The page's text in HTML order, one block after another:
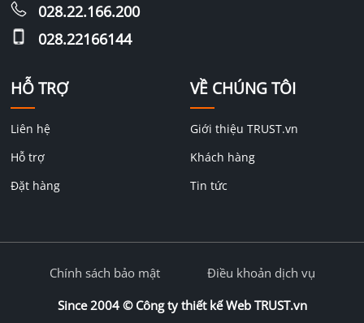
HỖ TRỢ
Liên hệ
Hỗ trợ
Đặt hàng
VỀ CHÚNG TÔI
Giới thiệu TRUST.vn
Khách hàng
Tin tức
028.22.166.200
028.22166144
Since 2004 © Công ty thiết kế Web TRUST.vn
Chính sách bảo mật Điều khoản dịch vụ